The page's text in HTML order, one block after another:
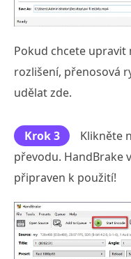
Pokud chcete upravit
rozlišení, přenosová
udělat zde.
Krok 3 Klikněte
převodu. HandBrake
připraven k použití!